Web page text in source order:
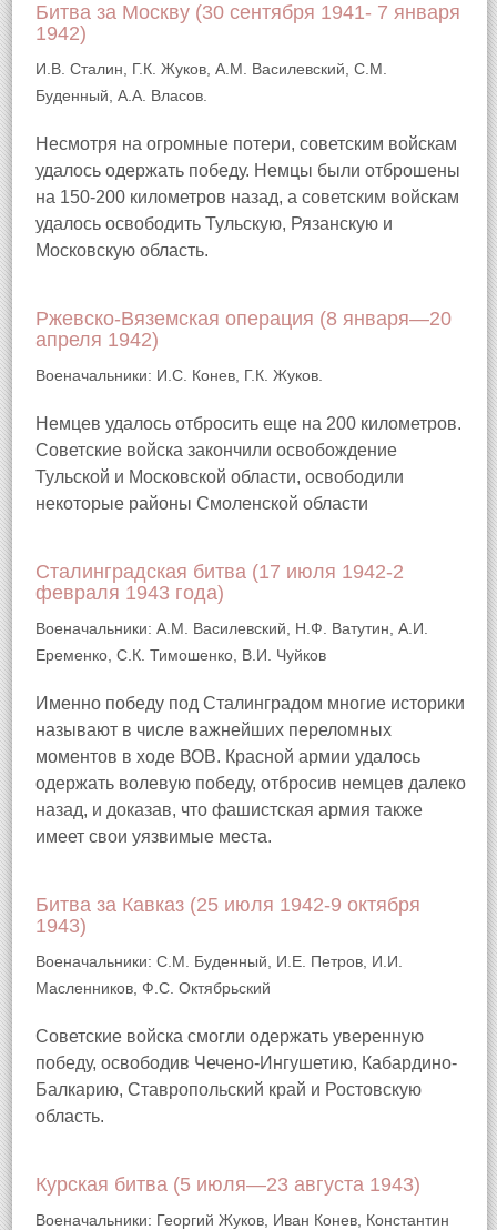
Битва за Москву (30 сентября 1941- 7 января
1942)
И.В. Сталин, Г.К. Жуков, А.М. Василевский, С.М.
Буденный, А.А. Власов.
Несмотря на огромные потери, советским войскам
удалось одержать победу. Немцы были отброшены
на 150-200 километров назад, а советским войскам
удалось освободить Тульскую, Рязанскую и
Московскую область.
Ржевско-Вяземская операция (8 января—20
апреля 1942)
Военачальники: И.С. Конев, Г.К. Жуков.
Немцев удалось отбросить еще на 200 километров.
Советские войска закончили освобождение
Тульской и Московской области, освободили
некоторые районы Смоленской области
Сталинградская битва (17 июля 1942-2
февраля 1943 года)
Военачальники: А.М. Василевский, Н.Ф. Ватутин, А.И.
Еременко, С.К. Тимошенко, В.И. Чуйков
Именно победу под Сталинградом многие историки
называют в числе важнейших переломных
моментов в ходе ВОВ. Красной армии удалось
одержать волевую победу, отбросив немцев далеко
назад, и доказав, что фашистская армия также
имеет свои уязвимые места.
Битва за Кавказ (25 июля 1942-9 октября
1943)
Военачальники: С.М. Буденный, И.Е. Петров, И.И.
Масленников, Ф.С. Октябрьский
Советские войска смогли одержать уверенную
победу, освободив Чечено-Ингушетию, Кабардино-
Балкарию, Ставропольский край и Ростовскую
область.
Курская битва (5 июля—23 августа 1943)
Военачальники: Георгий Жуков, Иван Конев, Константин